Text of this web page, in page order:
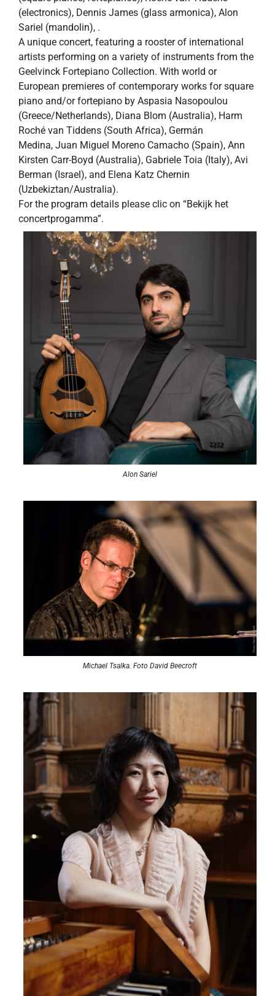
(electronics), Dennis James (glass armonica), Alon
Sariel (mandolin), .
A unique concert, featuring a rooster of international
artists performing on a variety of instruments from the
Geelvinck Fortepiano Collection. With world or
European premieres of contemporary works for square
piano and/or fortepiano by Aspasia Nasopoulou
(Greece/Netherlands), Diana Blom (Australia), Harm
Roché van Tiddens (South Africa), Germán
Medina, Juan Miguel Moreno Camacho (Spain), Ann
Kirsten Carr-Boyd (Australia), Gabriele Toia (Italy), Avi
Berman (Israel), and Elena Katz Chernin
(Uzbekiztan/Australia).
For the program details please clic on “Bekijk het
concertprogamma”.
Alon Sariel
Michael Tsalka. Foto David Beecroft